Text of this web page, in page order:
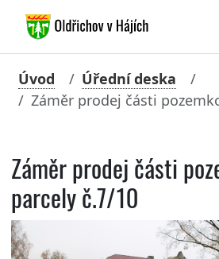
Úvod
Úřední deska
Záměr prodej části
Záměr prodej části
parcely č.7/10